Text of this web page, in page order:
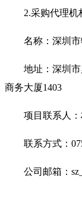
2.采购代理机
名称：深圳
地址：深圳
商务大厦1403
项目联系人
联系方式：
公司邮箱：